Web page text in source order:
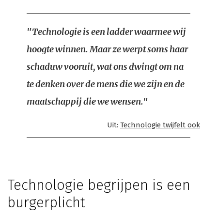
"Technologie is een ladder waarmee wij
hoogte winnen. Maar ze werpt soms haar
schaduw vooruit, wat ons dwingt om na
te denken over de mens die we zijn en de
maatschappij die we wensen."
Uit: Technologie twijfelt ook
Technologie begrijpen is een
burgerplicht